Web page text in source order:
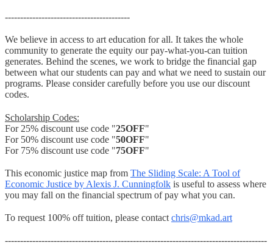
-----------------------------------------
We believe in access to art education for all. It takes the whole
community to generate the equity our pay-what-you-can tuition
generates. Behind the scenes, we work to bridge the financial gap
between what our students can pay and what we need to sustain our
programs. Please consider carefully before you use our discount
codes.
Scholarship Codes:
For 25% discount use code "25OFF"
For 50% discount use code "50OFF"
For 75% discount use code "75OFF"
This economic justice map from The Sliding Scale: A Tool of
Economic Justice by Alexis J. Cunningfolk is useful to assess where
you may fall on the financial spectrum of pay what you can.
To request 100% off tuition, please contact chris@mkad.art
--------------------------------------------------------------------------------------